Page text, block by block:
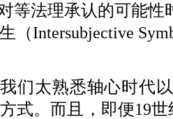
等法理承认的可能性
（Intersubjective
们太熟悉轴心时代
式。而且，即便19